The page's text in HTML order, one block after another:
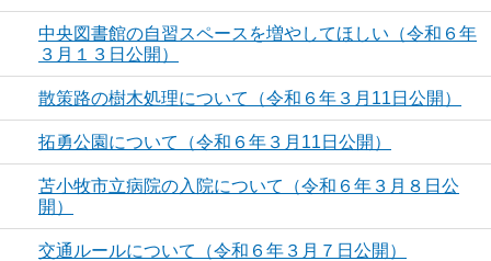
中央図書館の自習スペースを増やしてほしい（令和６年
３月１３日公開）
散策路の樹木処理について（令和６年３月11日公開）
拓勇公園について（令和６年３月11日公開）
苫小牧市立病院の入院について（令和６年３月８日公
開）
交通ルールについて（令和６年３月７日公開）